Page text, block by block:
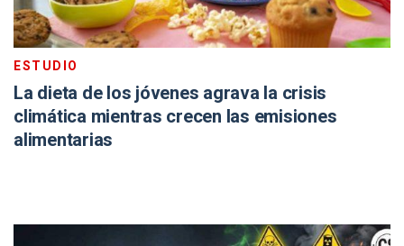
ESTUDIO
La dieta de los jóvenes agrava la crisis
climática mientras crecen las emisiones
alimentarias